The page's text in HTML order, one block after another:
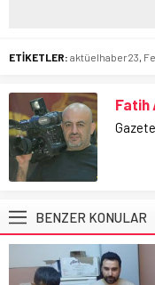
ETİKETLER: aktüelhaber23
Fatih
BENZER KONULAR